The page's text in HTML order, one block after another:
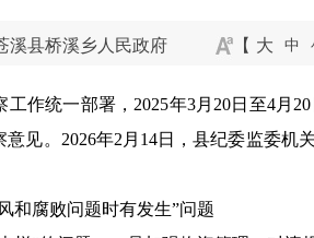
溪县桥溪乡人民政府 【 大 中
作统一部署，2025年3月20日至4月
见。2026年2月14日，县纪委监委
和腐败问题时有发生”问题